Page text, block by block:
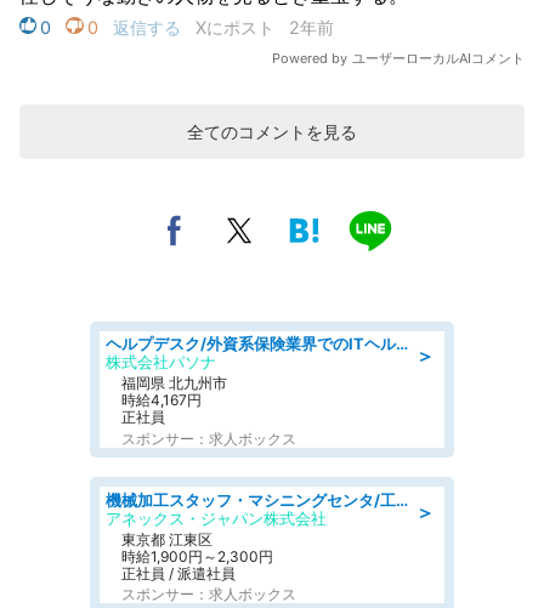
全てのコメントを見る
＞
ヘルプデスク/外資系保険業界でのITヘルプデスク業務/駅近/即日勤務可/ヘルプデスク
株式会社パソナ
福岡県 北九州市
時給4,167円
正社員
スポンサー：求人ボックス
＞
機械加工スタッフ・マシニングセンタ/工業系卒歓迎/未経験OK/定年なし/転勤なし/年間休日125日
アネックス・ジャパン株式会社
東京都 江東区
時給1,900円～2,300円
正社員 / 派遣社員
スポンサー：求人ボックス